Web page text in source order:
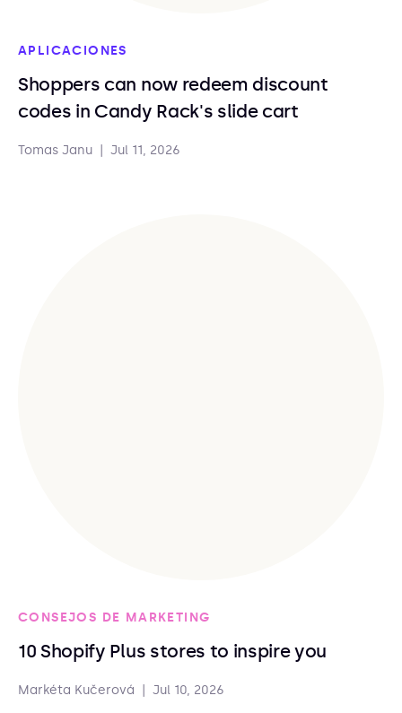
APLICACIONES
Shoppers can now redeem discount
codes in Candy Rack's slide cart
Tomas Janu Jul 11, 2026
CONSEJOS DE MARKETING
10 Shopify Plus stores to inspire you
Markéta Kučerová Jul 10, 2026